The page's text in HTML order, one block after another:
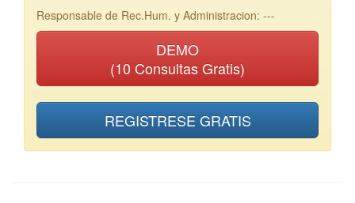
Responsable de Rec.Hum. y Administracion: ---
DEMO
(10 Consultas Gratis)
REGISTRESE GRATIS